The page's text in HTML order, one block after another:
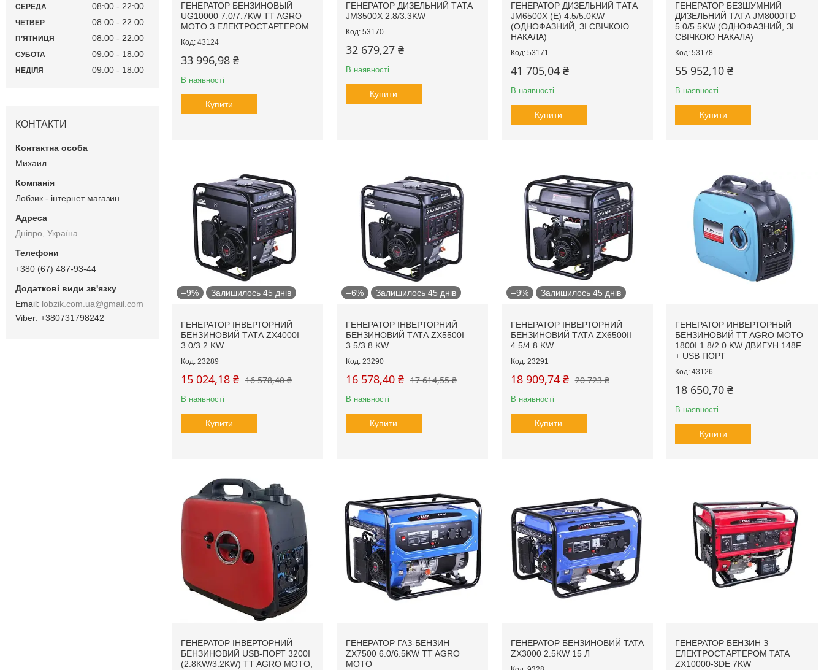
ГЕНЕРАТОР БЕНЗИНОВЫЙ
UG10000 7.0/7.7KW TT AGRO
MOTO З ЕЛЕКТРОСТАРТЕРОМ
43124
33 996,98 ₴
В наявності
Купити
ГЕНЕРАТОР ДИЗЕЛЬНИЙ ТАТА
JM3500X 2.8/3.3KW
53170
32 679,27 ₴
В наявності
Купити
ГЕНЕРАТОР ДИЗЕЛЬНИЙ ТАТА
JM6500X (E) 4.5/5.0KW
(ОДНОФАЗНИЙ, ЗІ СВІЧКОЮ
НАКАЛА)
53171
41 705,04 ₴
В наявності
Купити
ГЕНЕРАТОР БЕЗШУМНИЙ
ДИЗЕЛЬНИЙ ТАТА JM8000TD
5.0/5.5KW (ОДНОФАЗНИЙ, ЗІ
СВІЧКОЮ НАКАЛА)
53178
55 952,10 ₴
В наявності
Купити
–9% Залишилось 45 днів
ГЕНЕРАТОР ІНВЕРТОРНИЙ
БЕНЗИНОВИЙ ТАТА ZX4000I
3.0/3.2 KW
23289
16 578,40 ₴
15 024,18 ₴
В наявності
Купити
–6% Залишилось 45 днів
ГЕНЕРАТОР ІНВЕРТОРНИЙ
БЕНЗИНОВИЙ ТАТА ZX5500I
3.5/3.8 KW
23290
17 614,55 ₴
16 578,40 ₴
В наявності
Купити
–9% Залишилось 45 днів
ГЕНЕРАТОР ІНВЕРТОРНИЙ
БЕНЗИНОВИЙ ТАТА ZX6500II
4.5/4.8 KW
23291
20 723 ₴
18 909,74 ₴
В наявності
Купити
ГЕНЕРАТОР ИНВЕРТОРНЫЙ
БЕНЗИНОВИЙ TT AGRO MOTO
1800I 1.8/2.0 KW ДВИГУН 148F
+ USB ПОРТ
43126
18 650,70 ₴
В наявності
Купити
ГЕНЕРАТОР ІНВЕРТОРНИЙ
БЕНЗИНОВИЙ USB-ПОРТ 3200I
(2.8KW/3.2KW) TT AGRO MOTO,
ГЕНЕРАТОР ГАЗ-БЕНЗИН
ZX7500 6.0/6.5KW TT AGRO
MOTO
ГЕНЕРАТОР БЕНЗИНОВИЙ TATA
ZX3000 2.5KW 15 Л
ГЕНЕРАТОР БЕНЗИН З
ЕЛЕКТРОСТАРТЕРОМ TATA
ZX10000-3DE 7KW
СЕРЕДА 08:00 22:00
ЧЕТВЕР 08:00 22:00
ПʼЯТНИЦЯ 08:00 22:00
СУБОТА 09:00 18:00
НЕДІЛЯ 09:00 18:00
КОНТАКТИ
Михаил
Лобзик - інтернет магазин
Дніпро, Україна
+380 (67) 487-93-44
lobzik.com.ua@gmail.com
+380731798242